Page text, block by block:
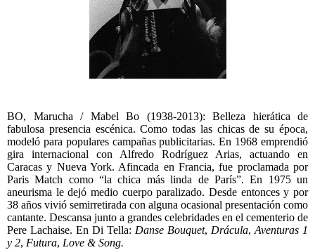
BO, Marucha / Mabel Bo (1938-2013): Belleza hierática de
fabulosa presencia escénica. Como todas las chicas de su época,
modeló para populares campañas publicitarias. En 1968 emprendió
gira internacional con Alfredo Rodríguez Arias, actuando en
Caracas y Nueva York. Afincada en Francia, fue proclamada por
Paris Match como “la chica más linda de París”. En 1975 un
aneurisma le dejó medio cuerpo paralizado. Desde entonces y por
38 años vivió semirretirada con alguna ocasional presentación como
cantante. Descansa junto a grandes celebridades en el cementerio de
Pere Lachaise. En Di Tella: Danse Bouquet, Drácula,Aventuras 1
y 2, Futura, Love & Song.